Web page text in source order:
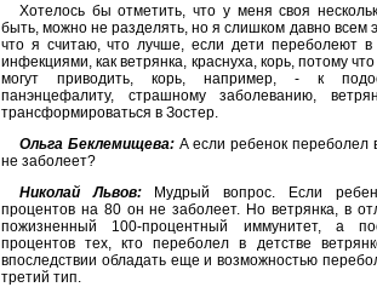
Хотелось бы отметить, что у меня своя
быть, можно не разделять, но я слишком давно всем
что я считаю, что лучше, если дети переболеют в
инфекциями, как ветрянка, краснуха, корь, потому
могут приводить, корь, например, - к
панэнцефалиту, страшному заболеванию,
трансформироваться в Зостер.
Ольга Беклемищева:А если ребенок переболел
не заболеет?
Николай Львов:Мудрый вопрос. Если
процентов на 80 он не заболеет. Но ветрянка, в
пожизненный 100-процентный иммунитет, а
процентов тех, кто переболел в детстве
впоследствии обладать еще и возможностью
третий тип.